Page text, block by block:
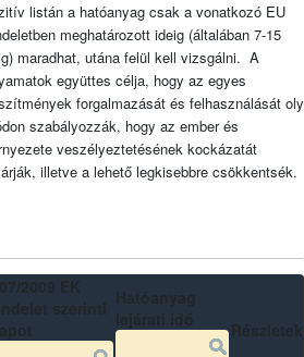
listán a hatóanyag csak a vonatkozó EU
meghatározott ideig (általában 7-15
maradhat, utána felül kell vizsgálni. A
együttes célja, hogy az egyes
forgalmazását és felhasználását oly
szabályozzák, hogy az ember és
veszélyeztetésének kockázatát
illetve a lehető legkisebbre csökkentsék.